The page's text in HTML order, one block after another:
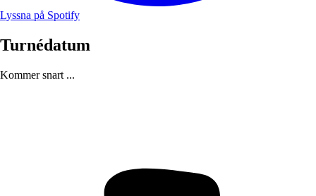
Lyssna på Spotify
Turnédatum
Kommer snart ...